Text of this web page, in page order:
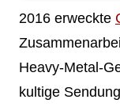
2016 erweckte
Heavy-Metal-
kultige